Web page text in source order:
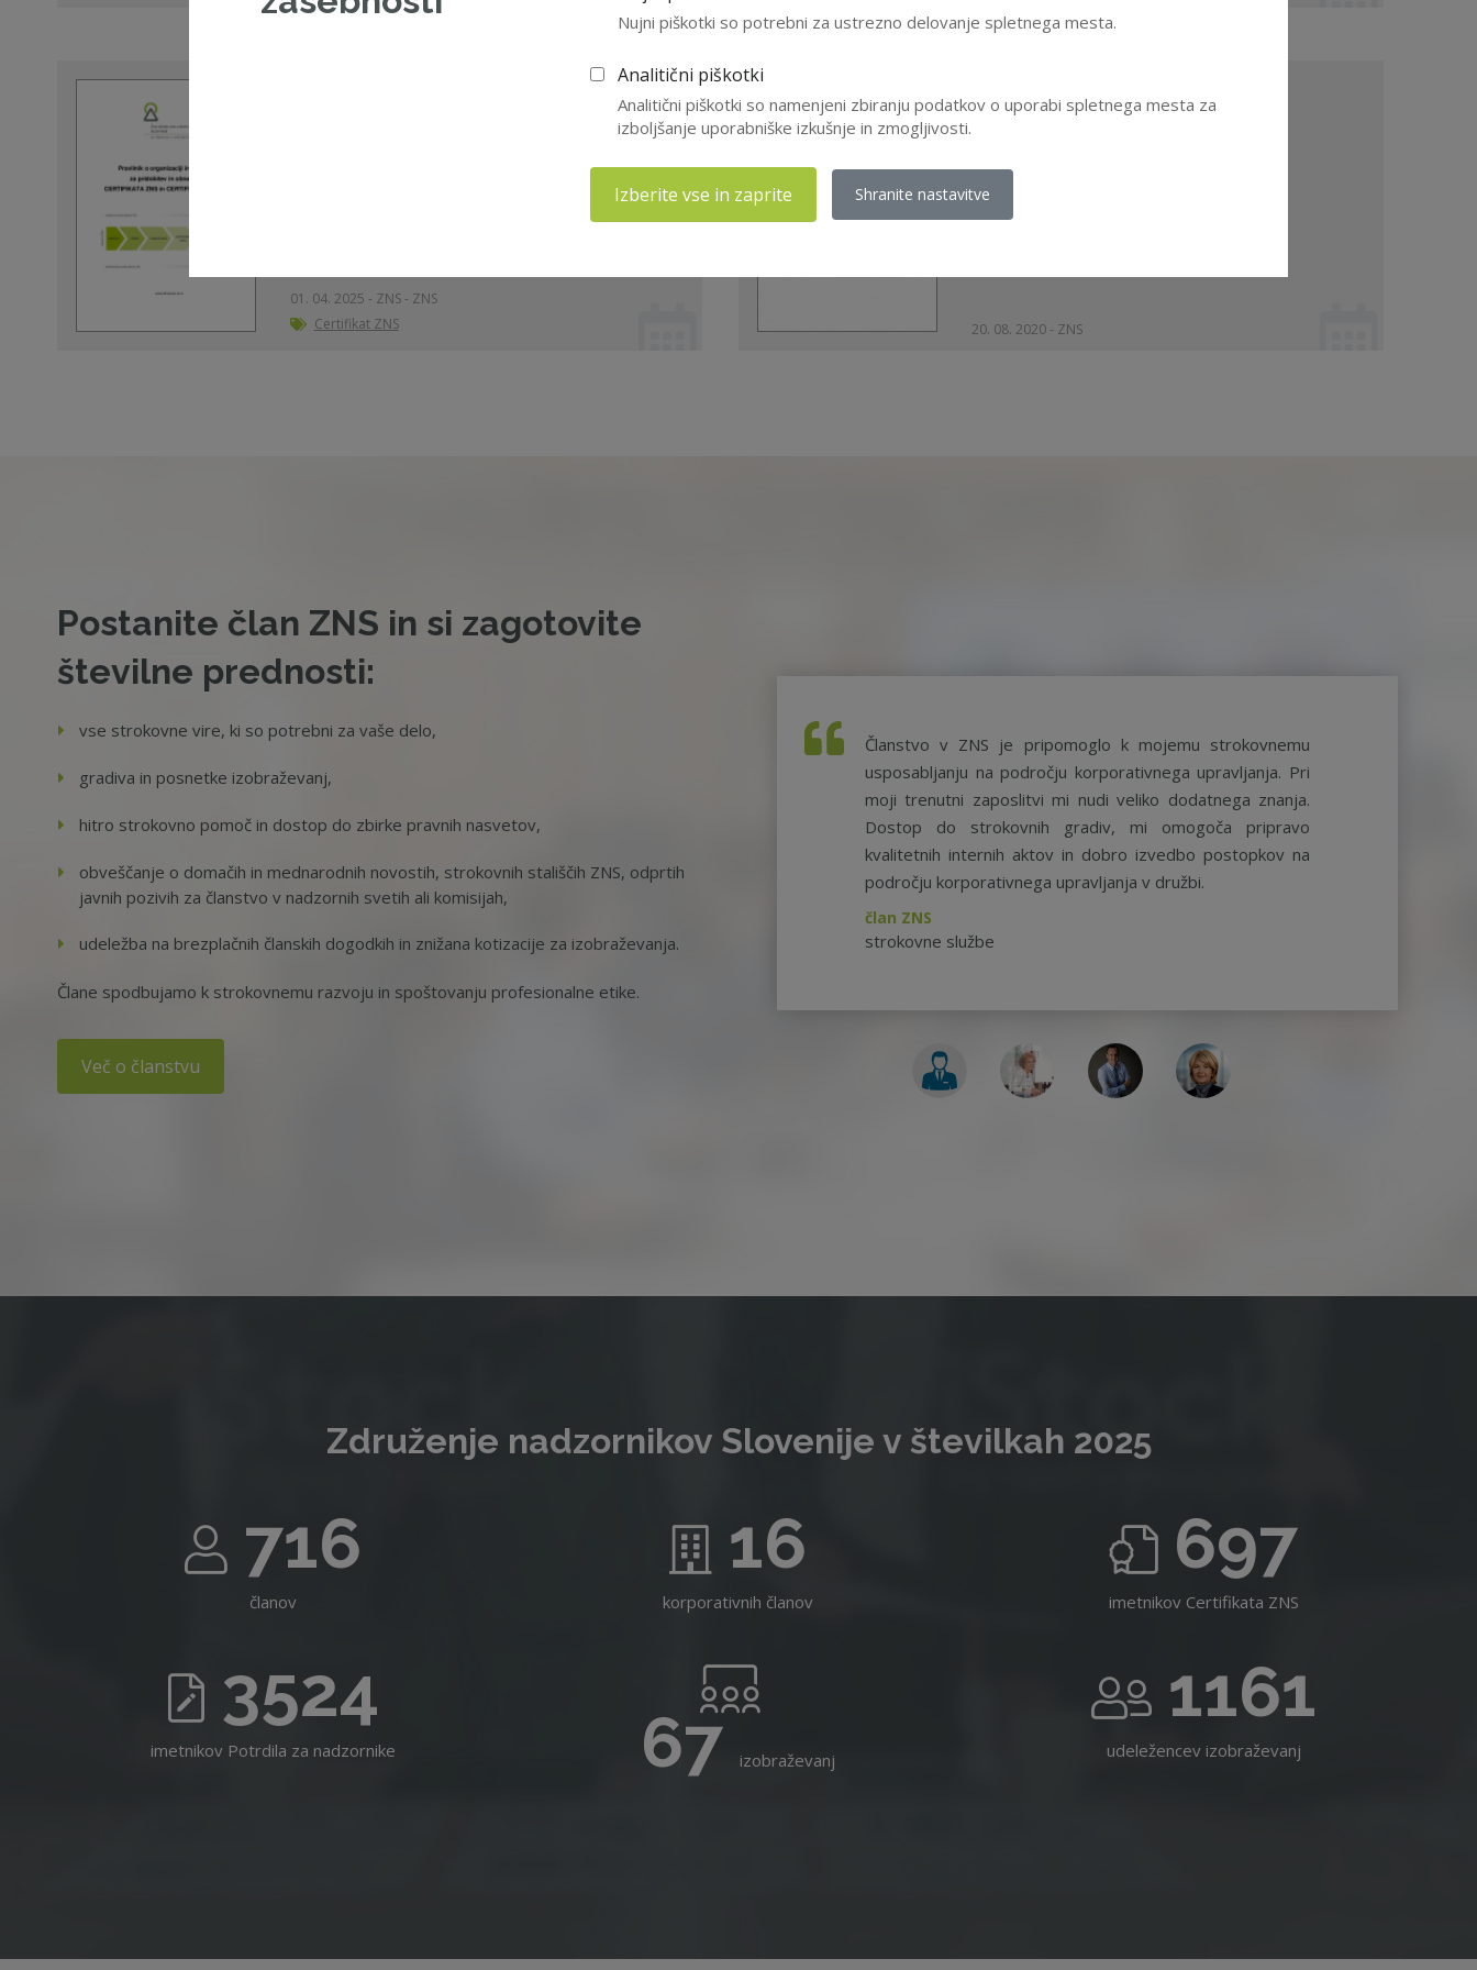
pridobitev in obnavljanje CERTIFIKATA
01. 04. 2025 - ZNS - ZNS
Certifikat ZNS
profesionalne etike ZNS in
Poglej dokument
20. 08. 2020 - ZNS
Postanite član ZNS in si zagotovite
številne prednosti:
vse strokovne vire, ki so potrebni za vaše delo,
gradiva in posnetke izobraževanj,
hitro strokovno pomoč in dostop do zbirke pravnih nasvetov,
obveščanje o domačih in mednarodnih novostih, strokovnih stališčih ZNS, odprtih
javnih pozivih za članstvo v nadzornih svetih ali komisijah,
udeležba na brezplačnih članskih dogodkih in znižana kotizacije za izobraževanja.
Člane spodbujamo k strokovnemu razvoju in spoštovanju profesionalne etike.
Več o članstvu
Članstvo v ZNS je pripomoglo k mojemu strokovnemu
usposabljanju na področju korporativnega upravljanja. Pri
moji trenutni zaposlitvi mi nudi veliko dodatnega znanja.
Dostop do strokovnih gradiv, mi omogoča pripravo
kvalitetnih internih aktov in dobro izvedbo postopkov na
področju korporativnega upravljanja v družbi.
član ZNS
strokovne službe
Združenje nadzornikov Slovenije v številkah 2025
716
članov
16
korporativnih članov
697
imetnikov Certifikata ZNS
3524
imetnikov Potrdila za nadzornike 67izobraževanj
1161
udeležencev izobraževanj
Nujni piškotki so potrebni za ustrezno delovanje spletnega mesta.
Analitični piškotki
Analitični piškotki so namenjeni zbiranju podatkov o uporabi spletnega mesta za
izboljšanje uporabniške izkušnje in zmogljivosti.
Izberite vse in zaprite Shranite nastavitve